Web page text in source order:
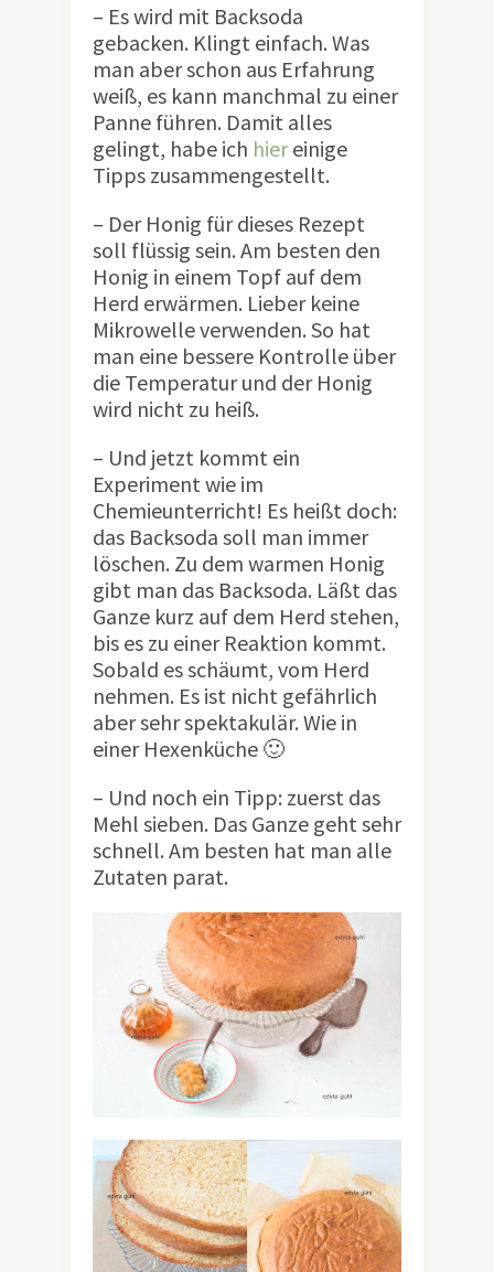
– Es wird mit Backsoda
gebacken. Klingt einfach. Was
man aber schon aus Erfahrung
weiß, es kann manchmal zu einer
Panne führen. Damit alles
gelingt, habe ich hiereinige
Tipps zusammengestellt.
– Der Honig für dieses Rezept
soll flüssig sein. Am besten den
Honig in einem Topf auf dem
Herd erwärmen. Lieber keine
Mikrowelle verwenden. So hat
man eine bessere Kontrolle über
die Temperatur und der Honig
wird nicht zu heiß.
– Und jetzt kommt ein
Experiment wie im
Chemieunterricht! Es heißt doch:
das Backsoda soll man immer
löschen. Zu dem warmen Honig
gibt man das Backsoda. Läßt das
Ganze kurz auf dem Herd stehen,
bis es zu einer Reaktion kommt.
Sobald es schäumt, vom Herd
nehmen. Es ist nicht gefährlich
aber sehr spektakulär. Wie in
einer Hexenküche 🙂
– Und noch ein Tipp: zuerst das
Mehl sieben. Das Ganze geht sehr
schnell. Am besten hat man alle
Zutaten parat.